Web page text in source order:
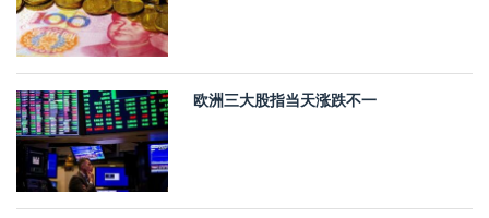
欧洲三大股指当天涨跌不一